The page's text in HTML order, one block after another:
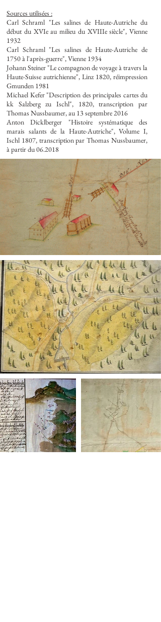
Sources utilisées :
Carl Schraml "Les salines de Haute-Autriche du
début du XVIe au milieu du XVIIIe siècle", Vienne
1932
Carl Schraml "Les salines de Haute-Autriche de
1750 à l'après-guerre", Vienne 1934
Johann Steiner "Le compagnon de voyage à travers la
Haute-Suisse autrichienne", Linz 1820, réimpression
Gmunden 1981
Michael Kefer "Description des principales cartes du
kk Salzberg zu Ischl", 1820, transcription par
Thomas Nussbaumer, au 13 septembre 2016
Anton Dicklberger "Histoire systématique des
marais salants de la Haute-Autriche", Volume I,
Ischl 1807, transcription par Thomas Nussbaumer,
à partir du 06.2018